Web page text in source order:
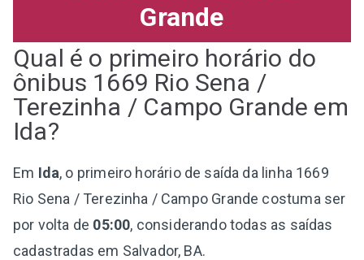
Grande
Qual é o primeiro horário do
ônibus 1669 Rio Sena /
Terezinha / Campo Grande em
Ida?
Em Ida, o primeiro horário de saída da linha 1669
Rio Sena / Terezinha / Campo Grande costuma ser
por volta de 05:00, considerando todas as saídas
cadastradas em Salvador, BA.